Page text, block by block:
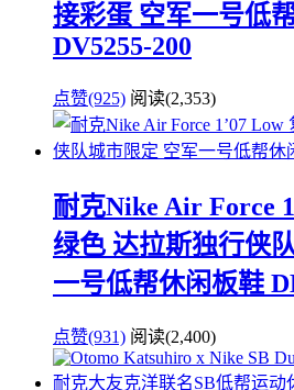
接彩蛋 空军一号低
DV5255-200
点赞(925) 阅读(2,353)
耐克Nike Air Force
绿色 达拉斯独行侠
一号低帮休闲板鞋
点赞(931) 阅读(2,400)